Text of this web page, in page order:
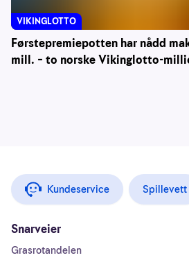
Førstepremiepotten har nådd
mill. – to norske Vikinglotto-
VIKINGLOTTO
Kundeservice Spillevett
Snarveier
Grasrotandelen